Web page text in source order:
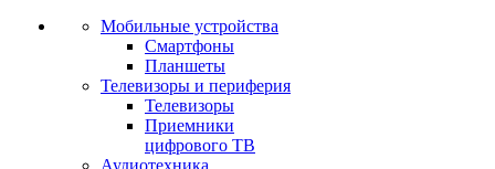
Мобильные устройства
Смартфоны
Планшеты
Телевизоры и периферия
Телевизоры
Приемники
цифрового ТВ
Аудиотехника